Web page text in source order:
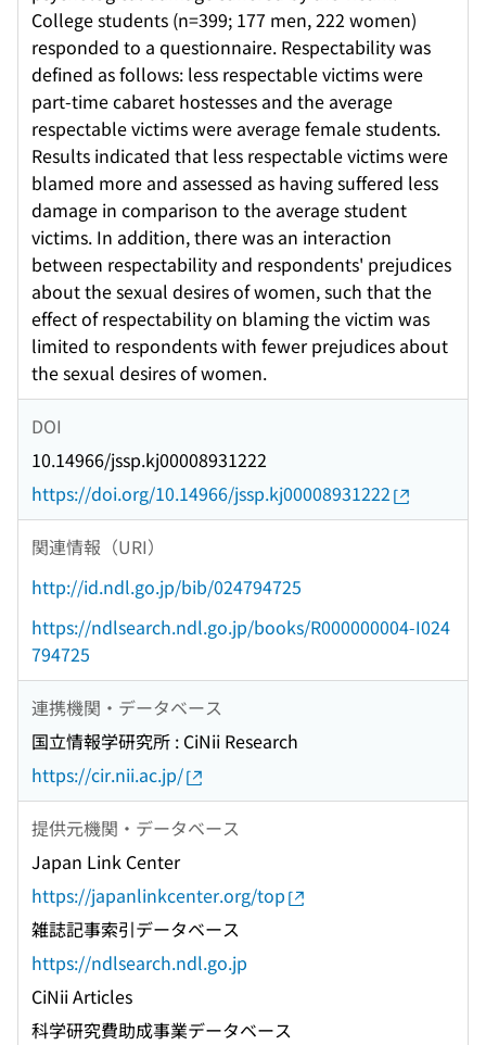
College students (n=399; 177 men, 222 women)
responded to a questionnaire. Respectability was
defined as follows: less respectable victims were
part-time cabaret hostesses and the average
respectable victims were average female students.
Results indicated that less respectable victims were
blamed more and assessed as having suffered less
damage in comparison to the average student
victims. In addition, there was an interaction
between respectability and respondents' prejudices
about the sexual desires of women, such that the
effect of respectability on blaming the victim was
limited to respondents with fewer prejudices about
the sexual desires of women.
DOI
10.14966/jssp.kj00008931222
https://doi.org/10.14966/jssp.kj00008931222
関連情報（URI）
http://id.ndl.go.jp/bib/024794725
https://ndlsearch.ndl.go.jp/books/R000000004-I024
794725
連携機関・データベース
国立情報学研究所 : CiNii Research
https://cir.nii.ac.jp/
提供元機関・データベース
Japan Link Center
https://japanlinkcenter.org/top
雑誌記事索引データベース
https://ndlsearch.ndl.go.jp
CiNii Articles
科学研究費助成事業データベース